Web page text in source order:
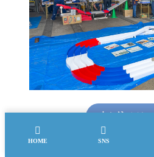

HOME

SNS